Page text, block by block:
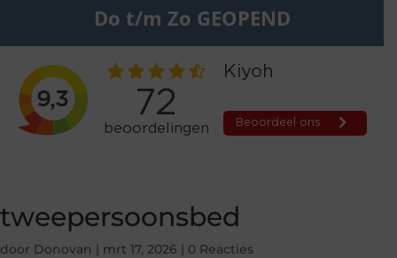
Do t/m Zo GEOPEND
tweepersoonsbed
door Donovan | mrt 17, 2026 | 0 Reacties